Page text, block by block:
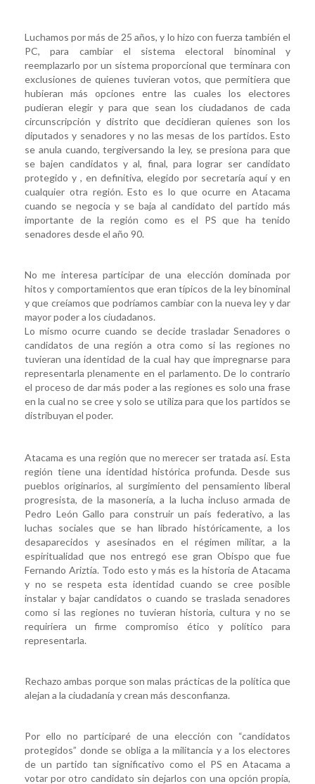
Luchamos por más de 25 años, y lo hizo con fuerza también el
PC, para cambiar el sistema electoral binominal y
reemplazarlo por un sistema proporcional que terminara con
exclusiones de quienes tuvieran votos, que permitiera que
hubieran más opciones entre las cuales los electores
pudieran elegir y para que sean los ciudadanos de cada
circunscripción y distrito que decidieran quienes son los
diputados y senadores y no las mesas de los partidos. Esto
se anula cuando, tergiversando la ley, se presiona para que
se bajen candidatos y al, final, para lograr ser candidato
protegido y , en definitiva, elegido por secretaría aquí y en
cualquier otra región. Esto es lo que ocurre en Atacama
cuando se negocia y se baja al candidato del partido más
importante de la región como es el PS que ha tenido
senadores desde el año 90.
No me interesa participar de una elección dominada por
hitos y comportamientos que eran típicos de la ley binominal
y que creíamos que podríamos cambiar con la nueva ley y dar
mayor poder a los ciudadanos.
Lo mismo ocurre cuando se decide trasladar Senadores o
candidatos de una región a otra como si las regiones no
tuvieran una identidad de la cual hay que impregnarse para
representarla plenamente en el parlamento. De lo contrario
el proceso de dar más poder a las regiones es solo una frase
en la cual no se cree y solo se utiliza para que los partidos se
distribuyan el poder.
Atacama es una región que no merecer ser tratada así. Esta
región tiene una identidad histórica profunda. Desde sus
pueblos originarios, al surgimiento del pensamiento liberal
progresista, de la masonería, a la lucha incluso armada de
Pedro León Gallo para construir un país federativo, a las
luchas sociales que se han librado históricamente, a los
desaparecidos y asesinados en el régimen militar, a la
espiritualidad que nos entregó ese gran Obispo que fue
Fernando Ariztía. Todo esto y más es la historia de Atacama
y no se respeta esta identidad cuando se cree posible
instalar y bajar candidatos o cuando se traslada senadores
como si las regiones no tuvieran historia, cultura y no se
requiriera un firme compromiso ético y político para
representarla.
Rechazo ambas porque son malas prácticas de la política que
alejan a la ciudadanía y crean más desconfianza.
Por ello no participaré de una elección con “candidatos
protegidos” donde se obliga a la militancia y a los electores
de un partido tan significativo como el PS en Atacama a
votar por otro candidato sin dejarlos con una opción propia,